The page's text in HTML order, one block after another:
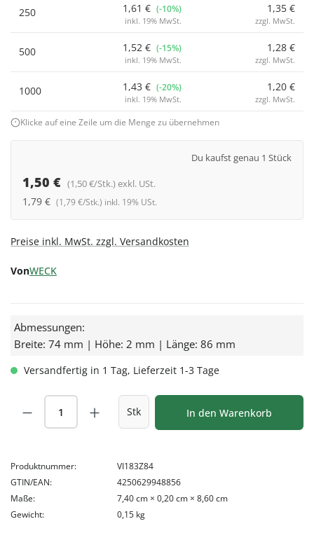
250 1,61 € (-10%)
inkl. 19% MwSt.
1,35 €
zzgl. MwSt.
500 1,52 € (-15%)
inkl. 19% MwSt.
1,28 €
zzgl. MwSt.
1000 1,43 € (-20%)
inkl. 19% MwSt.
1,20 €
zzgl. MwSt.
Klicke auf eine Zeile um die Menge zu übernehmen
Du kaufst genau 1 Stück
1,50 € (1,50 €/Stk.) exkl. USt.
1,79 € (1,79 €/Stk.) inkl. 19% USt.
Preise inkl. MwSt. zzgl. Versandkosten
VonWECK
Abmessungen:
Breite: 74 mm | Höhe: 2 mm | Länge: 86 mm
Versandfertig in 1 Tag, Lieferzeit 1-3 Tage
Produkt Anzahl: Gib den gewünschten
Stk In den Warenkorb
Produktnummer:
VI183Z84
GTIN/EAN:
4250629948856
Maße:
7,40 cm × 0,20 cm × 8,60 cm
Gewicht:
0,15 kg